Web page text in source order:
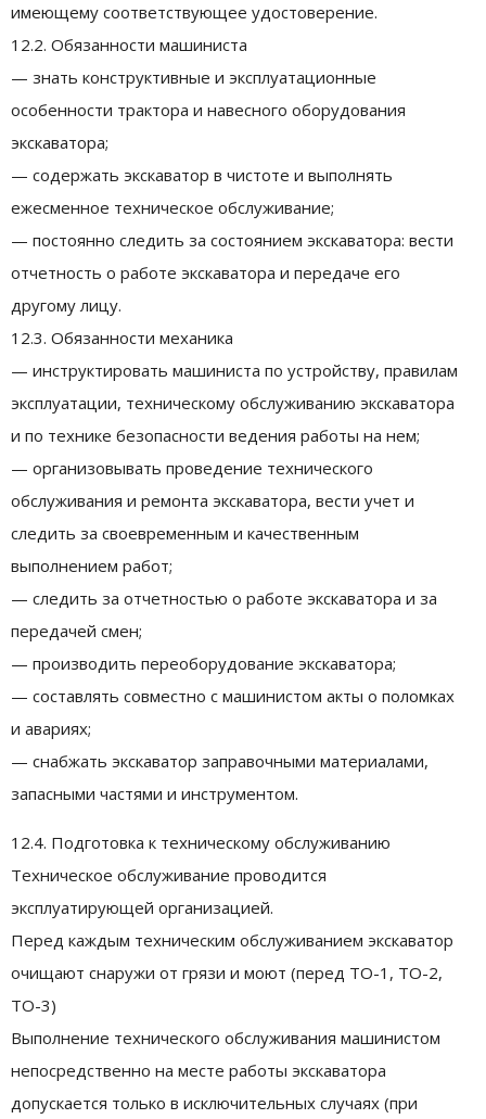
имеющему соответствующее удостоверение.
12.2. Обязанности машиниста
— знать конструктивные и эксплуатационные
особенности трактора и навесного оборудования
экскаватора;
— содержать экскаватор в чистоте и выполнять
ежесменное техническое обслуживание;
— постоянно следить за состоянием экскаватора: вести
отчетность о работе экскаватора и передаче его
другому лицу.
12.3. Обязанности механика
— инструктировать машиниста по устройству, правилам
эксплуатации, техническому обслуживанию экскаватора
и по технике безопасности ведения работы на нем;
— организовывать проведение технического
обслуживания и ремонта экскаватора, вести учет и
следить за своевременным и качественным
выполнением работ;
— следить за отчетностью о работе экскаватора и за
передачей смен;
— производить переоборудование экскаватора;
— составлять совместно с машинистом акты о поломках
и авариях;
— снабжать экскаватор заправочными материалами,
запасными частями и инструментом.
12.4. Подготовка к техническому обслуживанию
Техническое обслуживание проводится
эксплуатирующей организацией.
Перед каждым техническим обслуживанием экскаватор
очищают снаружи от грязи и моют (перед ТО-1, ТО-2,
ТО-3)
Выполнение технического обслуживания машинистом
непосредственно на месте работы экскаватора
допускается только в исключительных случаях (при